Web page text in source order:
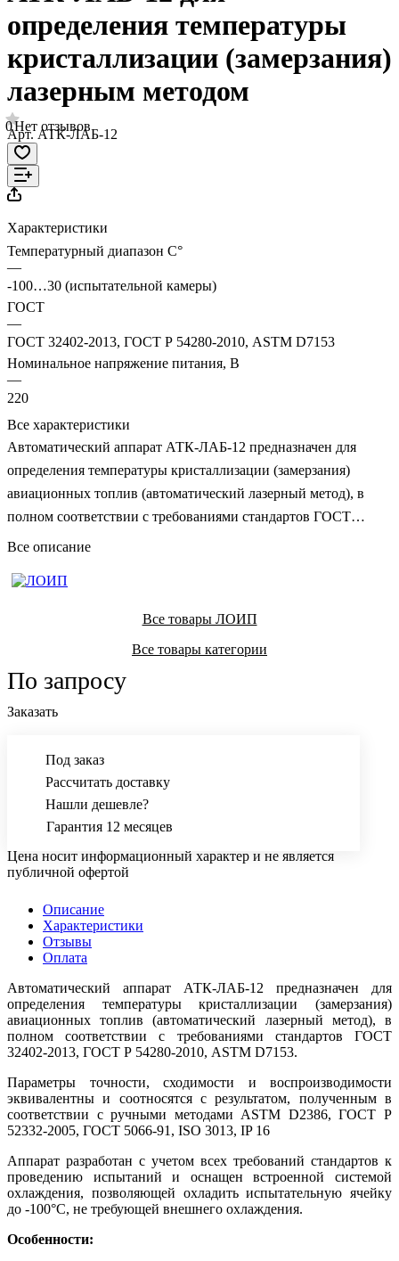
определения температуры
кристаллизации (замерзания)
лазерным методом
0Нет отзывов
Арт.АТК-ЛАБ-12
Характеристики
Температурный диапазон C°
—
-100…30 (испытательной камеры)
ГОСТ
—
ГОСТ 32402-2013, ГОСТ Р 54280-2010, ASTM D7153
Номинальное напряжение питания, В
—
220
Все характеристики
Автоматический аппарат АТК-ЛАБ-12 предназначен для
определения температуры кристаллизации (замерзания)
авиационных топлив (автоматический лазерный метод), в
полном соответствии с требованиями стандартов ГОСТ
32402-2013, ГОСТ Р 54280-2010, ASTM D7153.
Все описание
Все товары ЛОИП
Все товары категории
По запросу
Заказать
Под заказ
Рассчитать доставку
Нашли дешевле?
Гарантия 12 месяцев
Цена носит информационный характер и не является
публичной офертой
Описание
Характеристики
Отзывы
Оплата
Автоматический аппарат АТК-ЛАБ-12 предназначен для
определения температуры кристаллизации (замерзания)
авиационных топлив (автоматический лазерный метод), в
полном соответствии с требованиями стандартов ГОСТ
32402-2013, ГОСТ Р 54280-2010, ASTM D7153.
Параметры точности, сходимости и воспроизводимости
эквивалентны и соотносятся с результатом, полученным в
соответствии с ручными методами ASTM D2386, ГОСТ Р
52332-2005, ГОСТ 5066-91, ISO 3013, IP 16
Аппарат разработан с учетом всех требований стандартов к
проведению испытаний и оснащен встроенной системой
охлаждения, позволяющей охладить испытательную ячейку
до -100°С, не требующей внешнего охлаждения.
Особенности: